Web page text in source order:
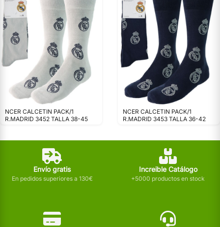
NCER CALCETIN PACK/1
R.MADRID 3452 TALLA 38-45
NCER CALCETIN PACK/1
R.MADRID 3453 TALLA 36-42
Envío gratis
En pedidos superiores a 130€
Increible Catálogo
+5000 productos en stock